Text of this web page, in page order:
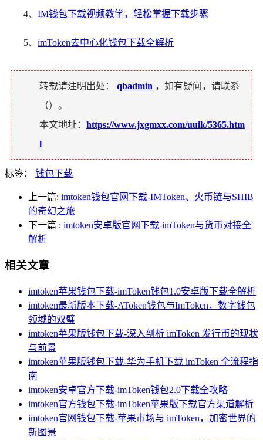
4、 IM钱包下载视频教学，轻松掌握下载步骤
5、 imToken去中心化钱包下载全解析
转载请注明出处： qbadmin ，如有疑问，请联系
（）。
本文地址： https://www.jxgmxx.com/uuik/5365.htm
l
标签： 钱包下载
上一篇: imtoken钱包官网下载-IMToken、火币链与SHIB
的奇幻之旅
下一篇 : imtoken安卓版官网下载-imToken与货币对接全
解析
相关文章
imtoken苹果钱包下载-imToken钱包1.0安卓版下载全解析
imtoken最新版本下载-AToken钱包与ImToken，数字钱包
领域的双璧
imtoken苹果版钱包下载-深入剖析 imToken 发行币的现状
与前景
imtoken苹果版钱包下载-华为手机下载 imToken 全流程指
南
imtoken安卓官方下载-imToken钱包2.0下载全攻略
imtoken官方钱包下载-imToken苹果版下载官方渠道解析
imtoken官网钱包下载-苹果市场与 imToken，加密世界的
新图景